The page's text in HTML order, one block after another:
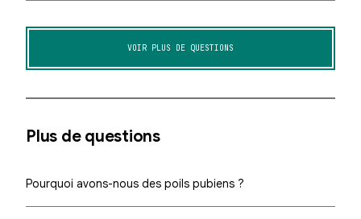
VOIR PLUS DE QUESTIONS
Plus de questions
Pourquoi avons-nous des poils pubiens ?